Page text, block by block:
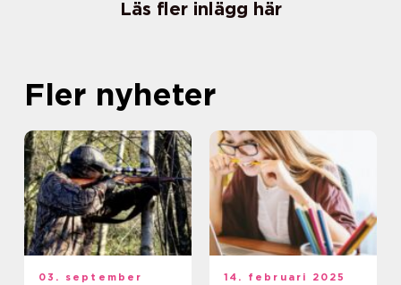
Läs fler inlägg här
Fler nyheter
03. september
14. februari 2025